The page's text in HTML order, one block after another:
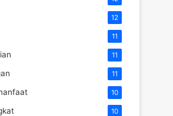
12
11
11
11
10
10